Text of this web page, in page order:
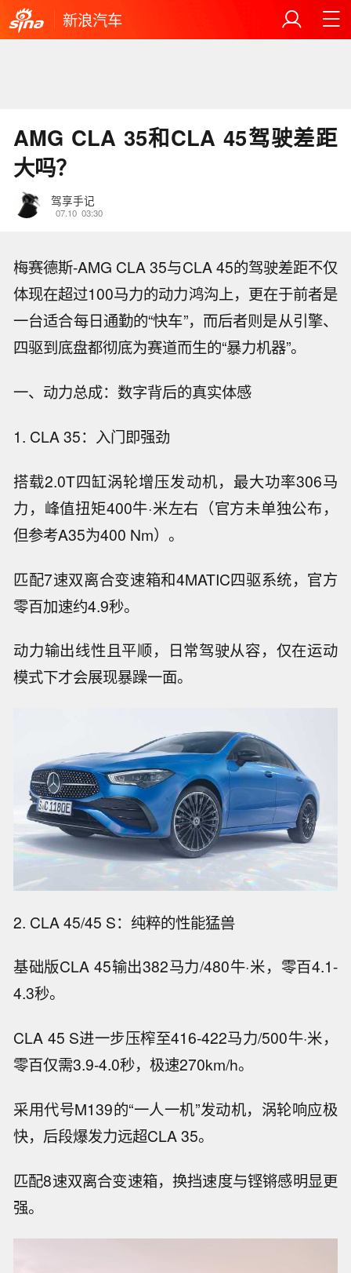
新浪汽车
AMG CLA 35和CLA 45驾驶差距
大吗？
驾享手记
07.10 03:30
梅赛德斯-AMG CLA 35与CLA 45的驾驶差距不仅
体现在超过100马力的动力鸿沟上，更在于前者是
一台适合每日通勤的“快车”，而后者则是从引擎、
四驱到底盘都彻底为赛道而生的“暴力机器”。
一、动力总成：数字背后的真实体感
1. CLA 35：入门即强劲
搭载2.0T四缸涡轮增压发动机，最大功率306马
力，峰值扭矩400牛·米左右（官方未单独公布，
但参考A35为400 Nm）。
匹配7速双离合变速箱和4MATIC四驱系统，官方
零百加速约4.9秒。
动力输出线性且平顺，日常驾驶从容，仅在运动
模式下才会展现暴躁一面。
2. CLA 45/45 S：纯粹的性能猛兽
基础版CLA 45输出382马力/480牛·米，零百4.1-
4.3秒。
CLA 45 S进一步压榨至416-422马力/500牛·米，
零百仅需3.9-4.0秒，极速270km/h。
采用代号M139的“一人一机”发动机，涡轮响应极
快，后段爆发力远超CLA 35。
匹配8速双离合变速箱，换挡速度与铿锵感明显更
强。